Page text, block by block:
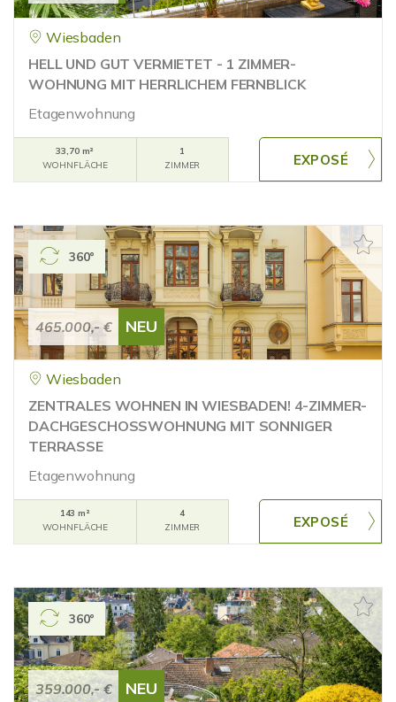
Wiesbaden
HELL UND GUT VERMIETET - 1 ZIMMER-
WOHNUNG MIT HERRLICHEM FERNBLICK
Etagenwohnung
33,70 m²
WOHNFLÄCHE
1
ZIMMER
465.000,- € NEU
360°
Wiesbaden
ZENTRALES WOHNEN IN WIESBADEN! 4-ZIMMER-
DACHGESCHOSSWOHNUNG MIT SONNIGER
TERRASSE
Etagenwohnung
143 m²
WOHNFLÄCHE
4
ZIMMER
359.000,- € NEU
360°